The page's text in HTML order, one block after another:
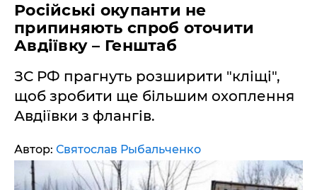
Російські окупанти не
припиняють спроб оточити
Авдіївку – Генштаб
ЗС РФ прагнуть розширити "кліщі",
щоб зробити ще більшим охоплення
Авдіївки з флангів.
Автор: Святослав Рыбальченко